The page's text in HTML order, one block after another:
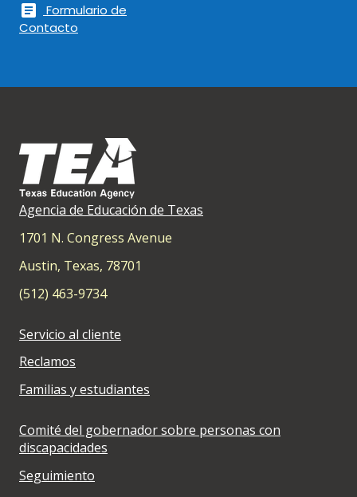
article
Formulario de
Contacto
Agencia de Educación de Texas
1701 N. Congress Avenue
Austin, Texas, 78701
(512) 463-9734
Servicio al cliente
Reclamos
Familias y estudiantes
Comité del gobernador sobre personas con
discapacidades
Seguimiento